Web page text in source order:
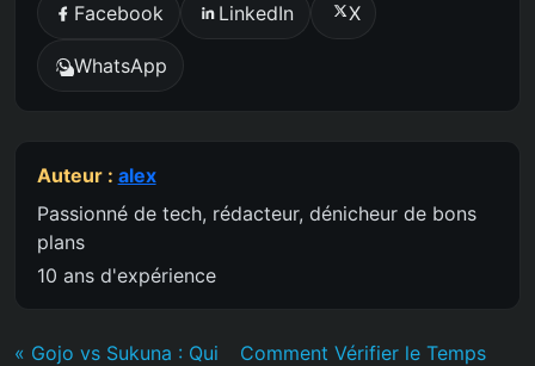
Facebook LinkedIn X
WhatsApp
Auteur : alex
Passionné de tech, rédacteur, dénicheur de bons
plans
10 ans d'expérience
« Gojo vs Sukuna : Qui
Comment Vérifier le Temps